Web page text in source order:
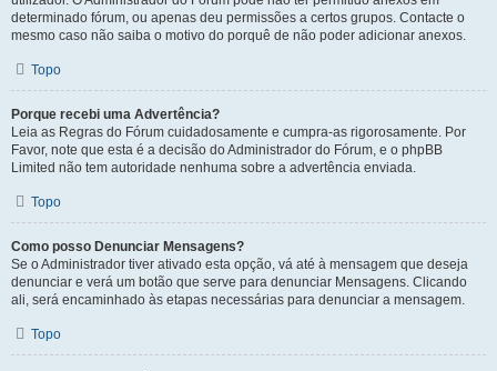
determinado fórum, ou apenas deu permissões a certos grupos. Contacte o
mesmo caso não saiba o motivo do porquê de não poder adicionar anexos.
Topo
Porque recebi uma Advertência?
Leia as Regras do Fórum cuidadosamente e cumpra-as rigorosamente. Por
Favor, note que esta é a decisão do Administrador do Fórum, e o phpBB
Limited não tem autoridade nenhuma sobre a advertência enviada.
Topo
Como posso Denunciar Mensagens?
Se o Administrador tiver ativado esta opção, vá até à mensagem que deseja
denunciar e verá um botão que serve para denunciar Mensagens. Clicando
ali, será encaminhado às etapas necessárias para denunciar a mensagem.
Topo